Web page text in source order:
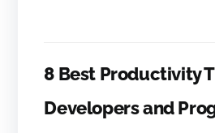
8 Best Productivity
Developers and